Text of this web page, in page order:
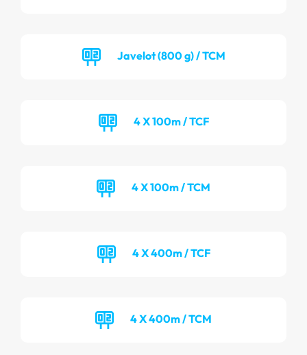
Javelot (800 g) / TCM
4 X 100m / TCF
4 X 100m / TCM
4 X 400m / TCF
4 X 400m / TCM